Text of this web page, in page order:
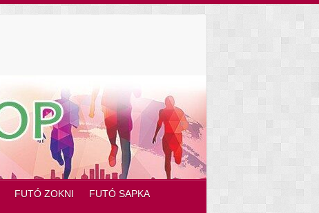
FUTÓ ZOKNI FUTÓ SAPKA